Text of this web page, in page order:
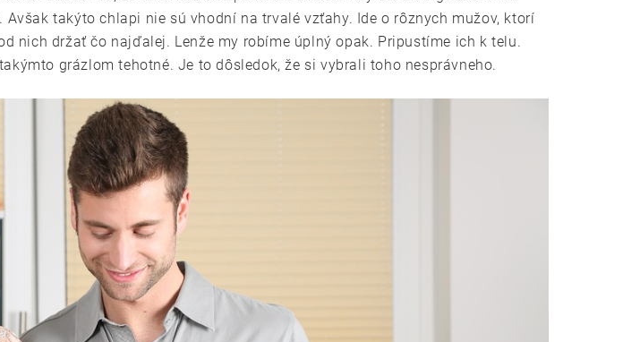
takýto chlapi nie sú vhodní na trvalé vzťahy. Ide o rôznych mužov, ktorí
nich držať čo najďalej. Lenže my robíme úplný opak. Pripustíme ich k telu.
grázlom tehotné. Je to dôsledok, že si vybrali toho nesprávneho.